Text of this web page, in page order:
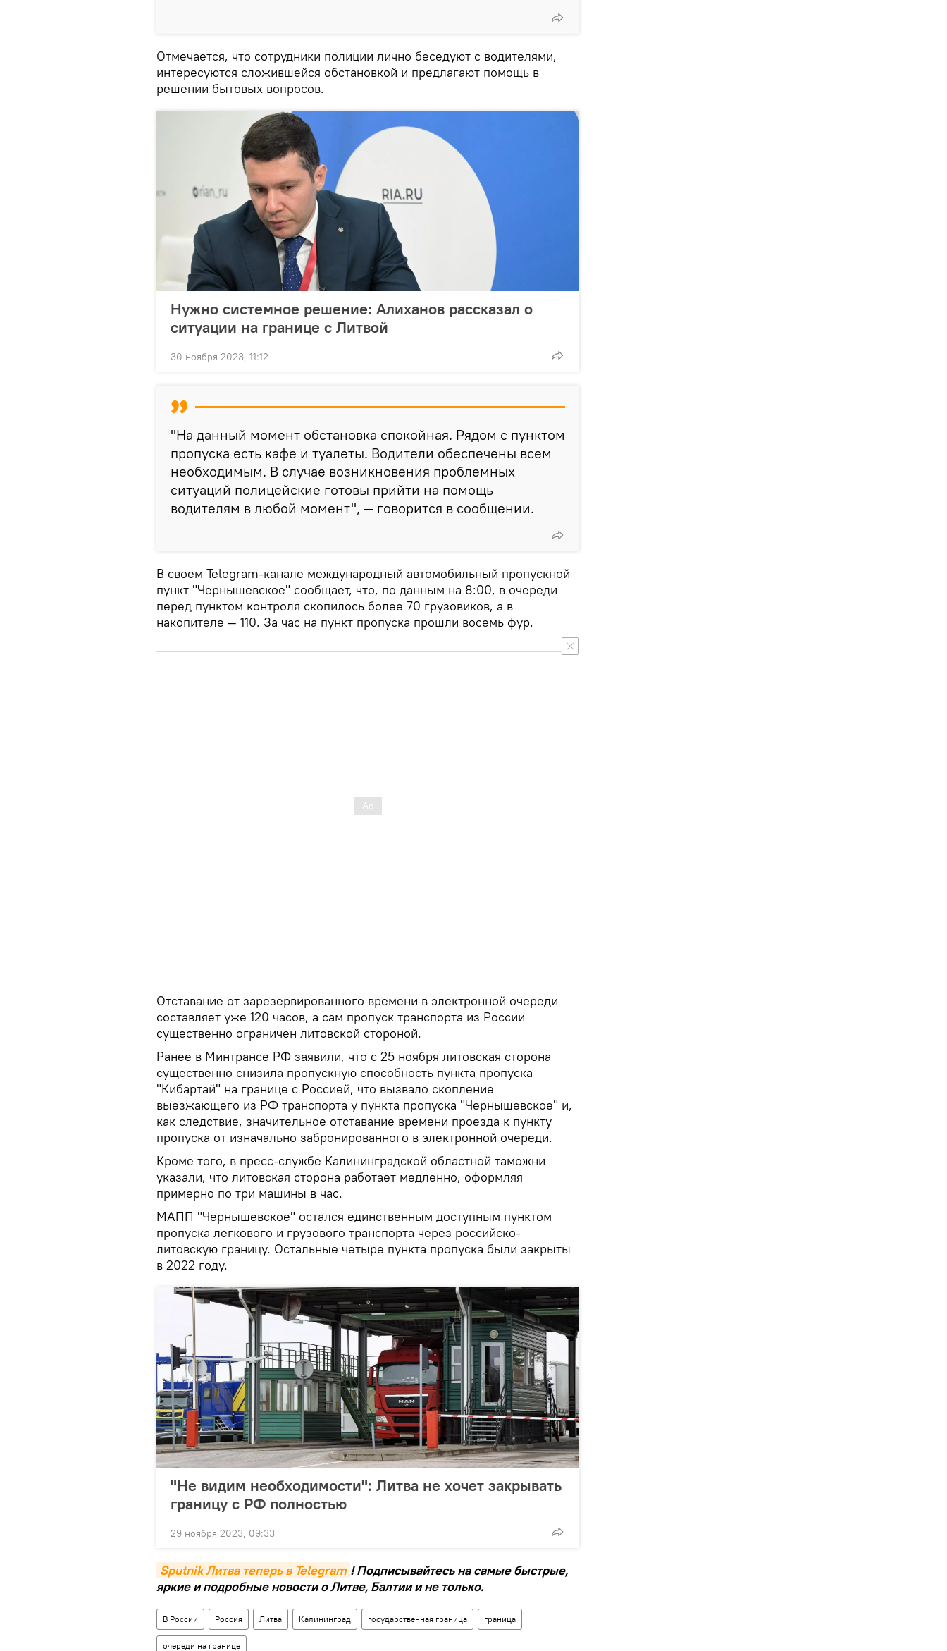
Отмечается, что сотрудники полиции лично беседуют с водителями,
интересуются сложившейся обстановкой и предлагают помощь в
решении бытовых вопросов.
Нужно системное решение: Алиханов рассказал о
ситуации на границе с Литвой
30 ноября 2023, 11:12
"На данный момент обстановка спокойная. Рядом с пунктом
пропуска есть кафе и туалеты. Водители обеспечены всем
необходимым. В случае возникновения проблемных
ситуаций полицейские готовы прийти на помощь
водителям в любой момент", — говорится в сообщении.
В своем Telegram-канале международный автомобильный пропускной
пункт "Чернышевское" сообщает, что, по данным на 8:00, в очереди
перед пунктом контроля скопилось более 70 грузовиков, а в
накопителе — 110. За час на пункт пропуска прошли восемь фур.
Отставание от зарезервированного времени в электронной очереди
составляет уже 120 часов, а сам пропуск транспорта из России
существенно ограничен литовской стороной.
Ранее в Минтрансе РФ заявили, что с 25 ноября литовская сторона
существенно снизила пропускную способность пункта пропуска
"Кибартай" на границе с Россией, что вызвало скопление
выезжающего из РФ транспорта у пункта пропуска "Чернышевское" и,
как следствие, значительное отставание времени проезда к пункту
пропуска от изначально забронированного в электронной очереди.
Кроме того, в пресс-службе Калининградской областной таможни
указали, что литовская сторона работает медленно, оформляя
примерно по три машины в час.
МАПП "Чернышевское" остался единственным доступным пунктом
пропуска легкового и грузового транспорта через российско-
литовскую границу. Остальные четыре пункта пропуска были закрыты
в 2022 году.
"Не видим необходимости": Литва не хочет закрывать
границу с РФ полностью
29 ноября 2023, 09:33
Sputnik Литва теперь в Telegram ! Подписывайтесь на самые быстрые,
яркие и подробные новости о Литве, Балтии и не только.
В России Россия Литва Калининград государственная граница граница
очереди на границе